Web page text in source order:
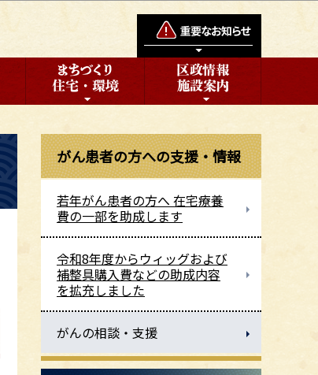
がん患者の方への支援・情報
若年がん患者の方へ 在宅療養
費の一部を助成します
令和8年度からウィッグおよび
補整具購入費などの助成内容
を拡充しました
がんの相談・支援